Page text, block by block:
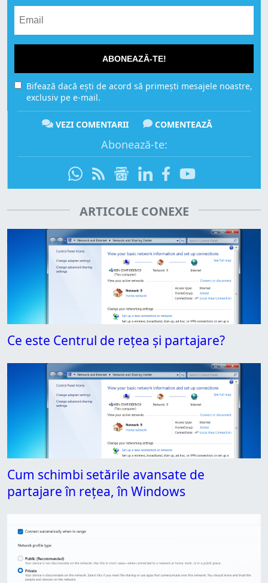
ABONEAZĂ-TE!
Bifează dacă ești de acord să primești mesajele noastre,
exclusiv pe e-mail.
VEZI COMENTARII COMENTEAZĂ
Abonează-te:
ARTICOLE CONEXE
Ce este Centrul de rețea și partajare?
Cum schimbi setările avansate de
partajare în rețea, în Windows